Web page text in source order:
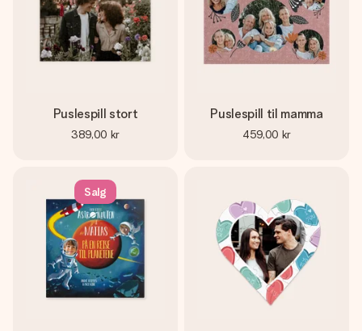
Puslespill stort
389,00 kr
Puslespill til mamma
459,00 kr
Salg